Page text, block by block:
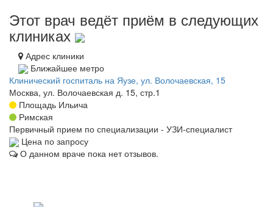
Этот врач ведёт приём в следующих
клиниках
Адрес клиники
Ближайшее метро
Клинический госпиталь на Яузе, ул. Волочаевская, 15
Москва, ул. Волочаевская д. 15, стр.1
Площадь Ильича
Римская
Первичный прием по специализации - УЗИ-специалист
Цена по запросу
О данном враче пока нет отзывов.